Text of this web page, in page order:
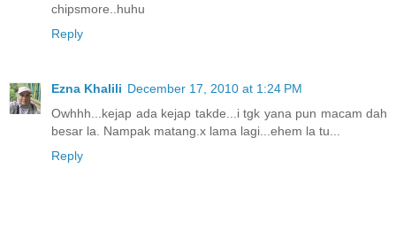
chipsmore..huhu
Reply
Ezna Khalili December 17, 2010 at 1:24 PM
Owhhh...kejap ada kejap takde...i tgk yana pun macam dah
besar la. Nampak matang.x lama lagi...ehem la tu...
Reply